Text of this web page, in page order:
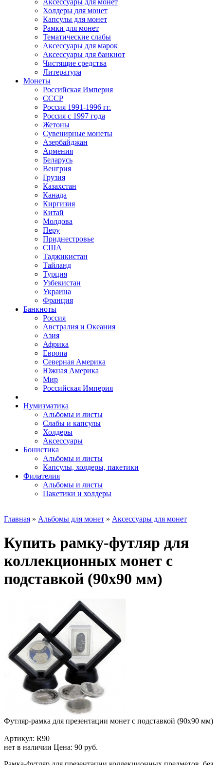
Аксессуары для монет
Холдеры для монет
Капсулы для монет
Рамки для монет
Тематические слабы
Аксессуары для марок
Аксессуары для банкнот
Чистящие средства
Литература
Монеты
Российская Империя
СССР
Россия 1991-1996 гг.
Россия с 1997 года
Жетоны
Сувенирные монеты
Азербайджан
Армения
Беларусь
Венгрия
Грузия
Казахстан
Канада
Киргизия
Китай
Молдова
Перу
Приднестровье
США
Таджикистан
Тайланд
Турция
Узбекистан
Украина
Франция
Банкноты
Россия
Австралия и Океания
Азия
Африка
Европа
Северная Америка
Южная Америка
Мир
Российская Империя
Нумизматика
Альбомы и листы
Слабы и капсулы
Холдеры
Аксессуары
Бонистика
Альбомы и листы
Капсулы, холдеры, пакетики
Филателия
Альбомы и листы
Пакетики и холдеры
Главная » Альбомы для монет » Аксессуары для монет
Купить рамку-футляр для
коллекционных монет с
подставкой (90х90 мм)
Футляр-рамка для презентации монет с подставкой (90х90 мм)
Артикул: R90
нет в наличии Цена: 90 руб.